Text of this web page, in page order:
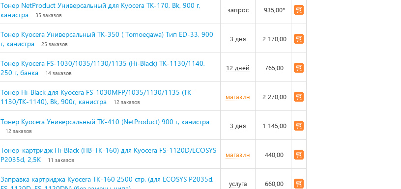
Тонер NetProduct Универсальный для Kyocera TK-170, Bk, 900 г,
канистра
35 заказов
запрос 935,00*
Тонер Kyocera Универсальный TK-350 ( Tomoegawa) Тип ED-33, 900
г, канистра
25 заказов
3 дня 2 170,00
Тонер Kyocera FS-1030/1035/1130/1135 (Hi-Black) TK-1130/1140,
250 г, банка
14 заказов
12 дней 765,00
Тонер Hi-Black для Kyocera FS-1030MFP/1035/1130/1135 (TK-
1130/TK-1140), Bk, 900г, канистра
12 заказов
магазин 2 270,00
Тонер Kyocera Универсальный TK-410 (NetProduct) 900 г, канистра
12 заказов
3 дня 1 145,00
Тонер-картридж Hi-Black (HB-TK-160) для Kyocera FS-1120D/ECOSYS
P2035d, 2,5K
11 заказов
магазин 440,00
Заправка картриджа Kyocera TK-160 2500 стр. (для ECOSYS P2035d,
услуга 660,00